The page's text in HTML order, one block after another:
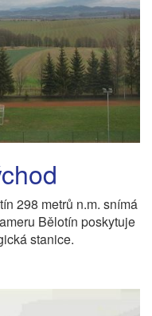
298 metrů n.m. snímá
Bělotín poskytuje
stanice.